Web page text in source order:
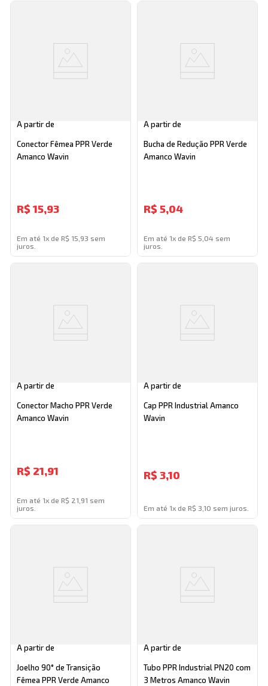
Conector Fêmea PPR Verde
Amanco Wavin
A partir de
R$ 15,93
Em até 1x de R$ 15,93 sem
juros.
Bucha de Redução PPR Verde
Amanco Wavin
A partir de
R$ 5,04
Em até 1x de R$ 5,04 sem
juros.
Conector Macho PPR Verde
Amanco Wavin
A partir de
R$ 21,91
Em até 1x de R$ 21,91 sem
juros.
Cap PPR Industrial Amanco
Wavin
A partir de
R$ 3,10
Em até 1x de R$ 3,10 sem juros.
Joelho 90° de Transição
Fêmea PPR Verde Amanco
A partir de
Tubo PPR Industrial PN20 com
3 Metros Amanco Wavin
A partir de